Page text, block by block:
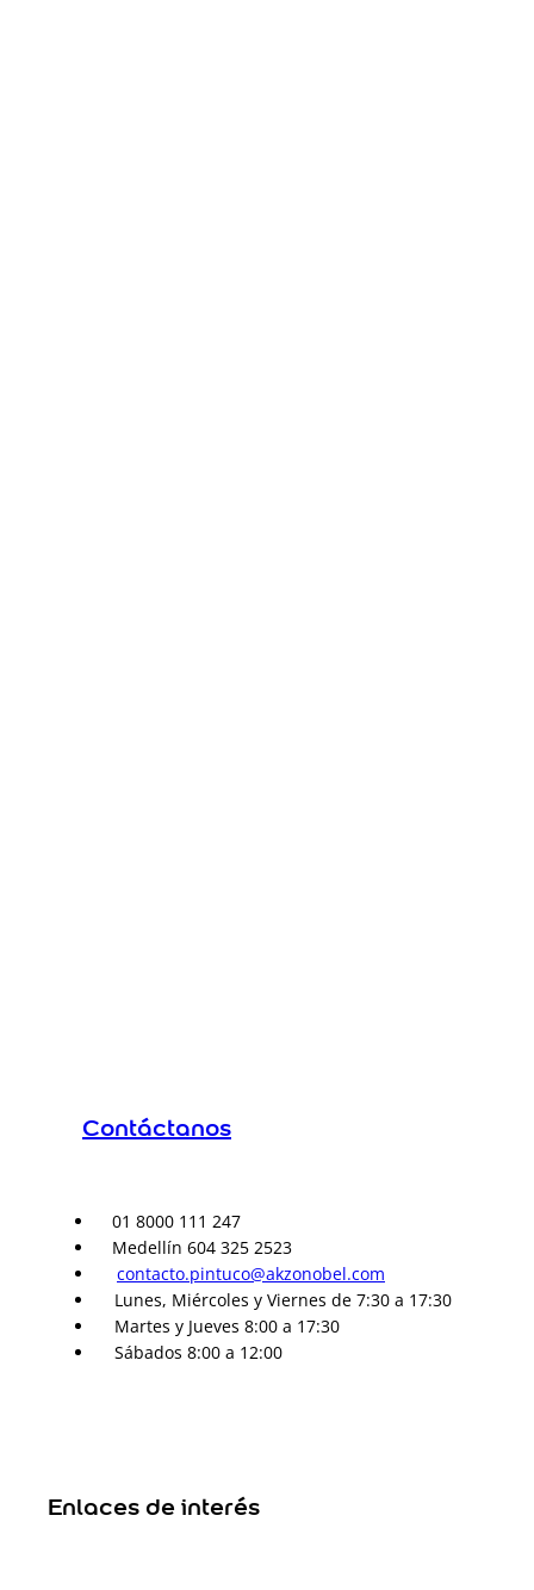
Contáctanos
01 8000 111 247
Medellín 604 325 2523
contacto.pintuco@akzonobel.com
Lunes, Miércoles y Viernes de 7:30 a 17:30
Martes y Jueves 8:00 a 17:30
Sábados 8:00 a 12:00
Enlaces de interés